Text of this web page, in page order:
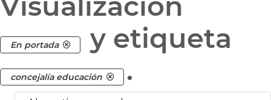
En portada y etiqueta
concejalía educación .